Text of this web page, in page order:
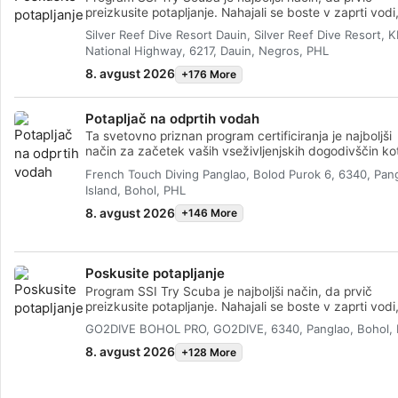
preizkusite potapljanje. Nahajali se boste v zaprti
bo za vas skrbel inštruktor, da boste lahko uživali v
nepozabnih vdihih pod vodo in izkusili čarovnijo
potapljanja. Po koncu tega kratkega tečaja boste
kartico SSI Try Scuba in se boste nedvomno želeli
potapljati. Čakajo vas neskončne potapljaške
Silver Reef Dive Resort Dauin, Silver Reef Dive Resort,
National Highway, 6217, Dauin, Negros, PHL
8. avgust 2026 +176 More
Potapljač na odprtih vodah
Ta svetovno priznan program certificiranja je najboljši
način za začetek vaših vseživljenjskih dogodivščin
certificiran potapljač. Prilagojeno usposabljanje je
kombinirano z vadbo v vodi, da zagotovite, da imate
znanja in izkušnje, potrebne za resnično udobno
pod vodo. Pridobili boste certifikat SSI Open Water
French Touch Diving Panglao, Bolod Purok 6, 6340,
Island, Bohol, PHL
8. avgust 2026 +146 More
Poskusite potapljanje
Program SSI Try Scuba je najboljši način, da prvič
preizkusite potapljanje. Nahajali se boste v zaprti
bo za vas skrbel inštruktor, da boste lahko uživali v
nepozabnih vdihih pod vodo in izkusili čarovnijo
potapljanja. Po koncu tega kratkega tečaja boste
GO2DIVE BOHOL PRO, GO2DIVE, 6340, Panglao, Bohol,
8. avgust 2026 +128 More